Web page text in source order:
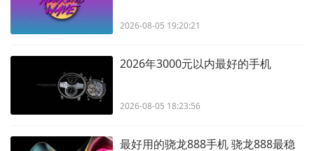
2026-08-05 19:20:21
2026年3000元以内最好的手机
2026-08-05 18:23:56
最好用的骁龙888手机 骁龙888最稳